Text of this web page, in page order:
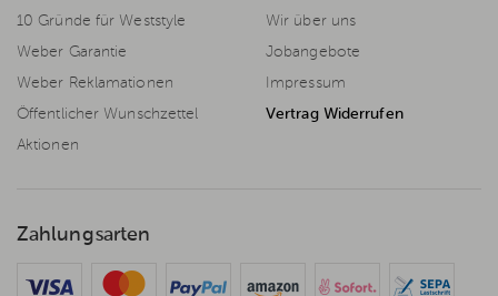
10 Gründe für Weststyle
Weber Garantie
Weber Reklamationen
Öffentlicher Wunschzettel
Aktionen
Wir über uns
Jobangebote
Impressum
Vertrag Widerrufen
Zahlungsarten